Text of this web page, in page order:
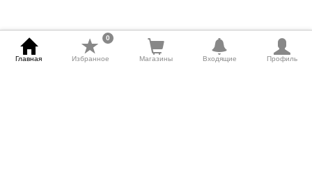
Главная Избранное
0
Магазины Входящие Профиль